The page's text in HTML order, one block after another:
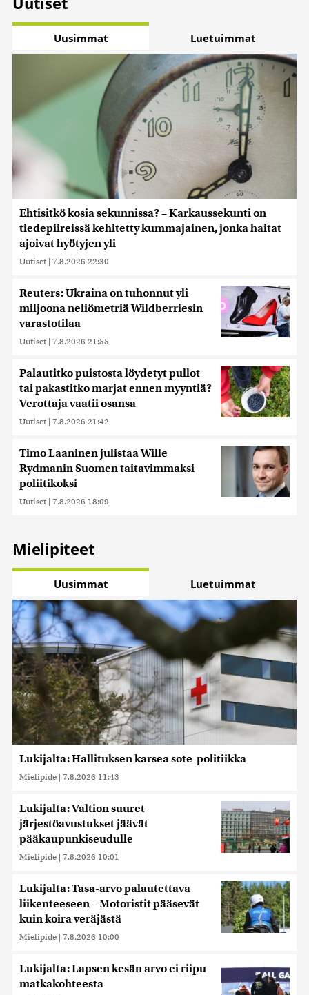
Uusimmat Luetuimmat
Ehtisitkö kosia sekunnissa? – Karkaussekunti on
tiedepiireissä kehitetty kummajainen, jonka haitat
ajoivat hyötyjen yli
Uutiset | 7.8.2026 22:30
Reuters: Ukraina on tuhonnut yli
miljoona neliömetriä Wildberriesin
varastotilaa
Uutiset | 7.8.2026 21:55
Palautitko puistosta löydetyt pullot
tai pakastitko marjat ennen myyntiä?
Verottaja vaatii osansa
Uutiset | 7.8.2026 21:42
Timo Laaninen julistaa Wille
Rydmanin Suomen taitavimmaksi
poliitikoksi
Uutiset | 7.8.2026 18:09
Mielipiteet
Uusimmat Luetuimmat
Lukijalta: Hallituksen karsea sote-politiikka
Mielipide | 7.8.2026 11:43
Lukijalta: Valtion suuret
järjestöavustukset jäävät
pääkaupunkiseudulle
Mielipide | 7.8.2026 10:01
Lukijalta: Tasa-arvo palautettava
liikenteeseen – Motoristit pääsevät
kuin koira veräjästä
Mielipide | 7.8.2026 10:00
Lukijalta: Lapsen kesän arvo ei riipu
matkakohteesta